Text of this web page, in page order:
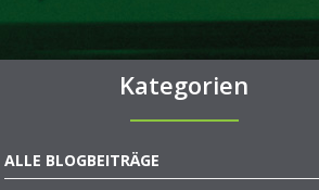
Kategorien
ALLE BLOGBEITRÄGE